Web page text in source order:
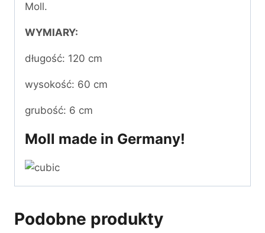
Moll.
WYMIARY:
długość: 120 cm
wysokość: 60 cm
grubość: 6 cm
Moll made in Germany!
Podobne produkty